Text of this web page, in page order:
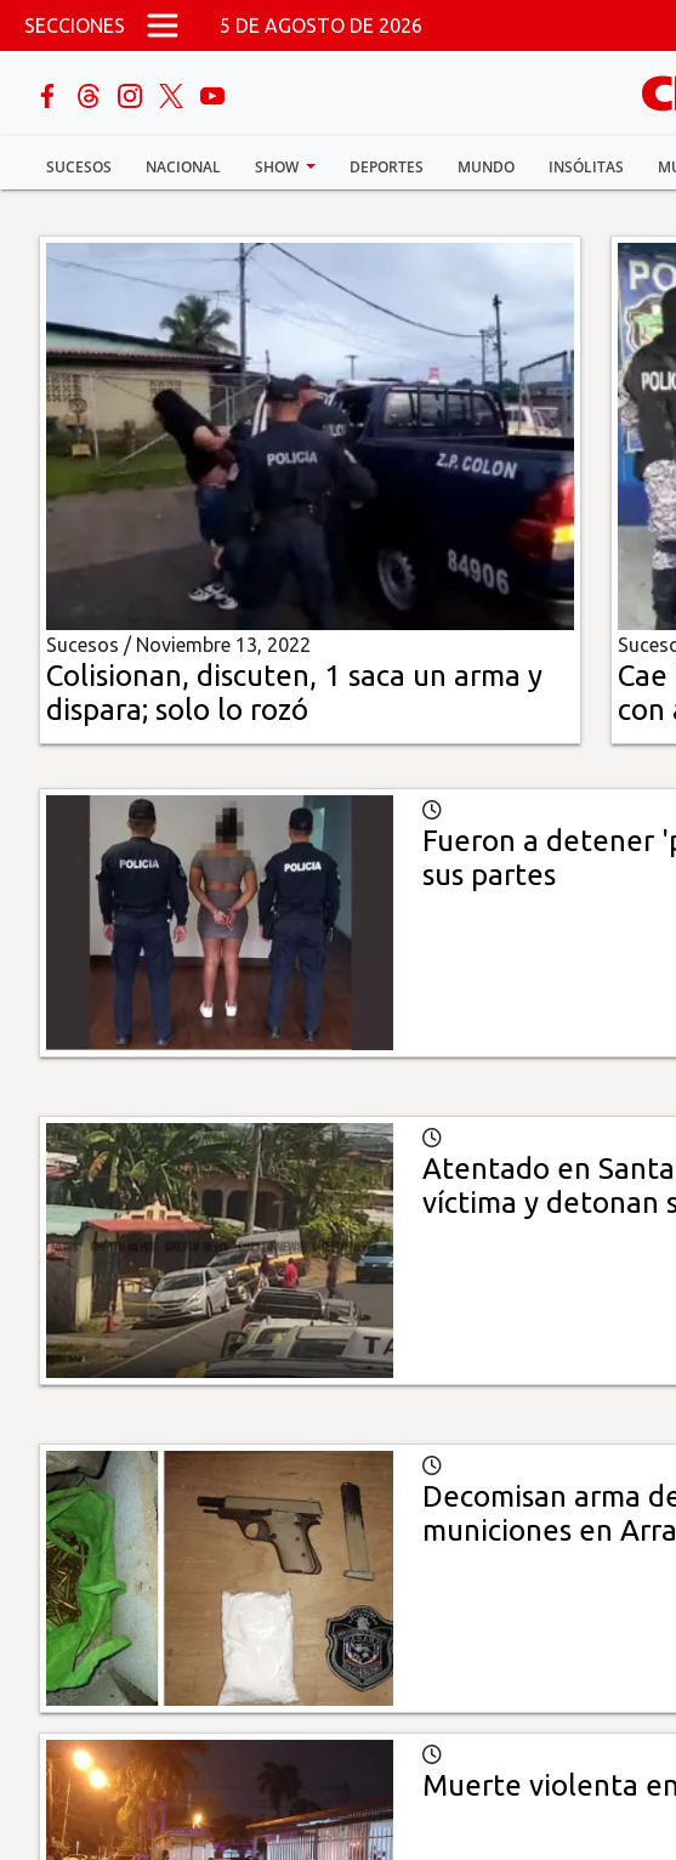
Pasar al contenido principal
SECCIONES 5 DE AGOSTO DE 2026
SUCESOS NACIONAL SHOW DEPORTES MUNDO INSÓLITAS
buscar
Sucesos
Nacional
Show
Deportes
Mundo
Multimedia
Impreso
Sucesos / Noviembre 13, 2022
Colisionan, discuten, 1 saca un arma y
dispara; solo lo rozó
con
Fueron a detener
sus partes
Atentado en
víctima y detonan
Decomisan arma
municiones en
Muerte violenta